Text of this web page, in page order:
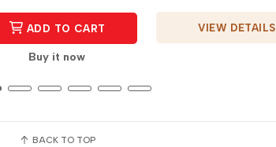
ADD TO CART
Buy it now
VIEW DETAILS
BACK TO TOP